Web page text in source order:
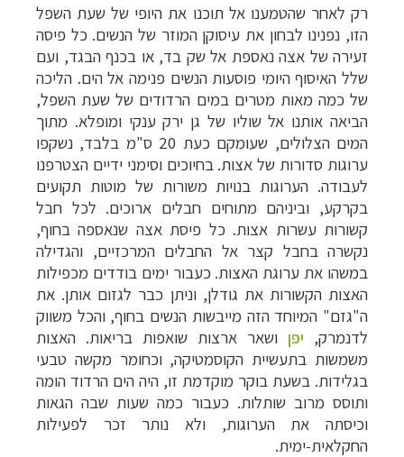
רק לאחר שהטמענו אל תוכנו את היופי של שעת השפל
הזו, נפנינו לבחון את עיסוקן המוזר של הנשים. כל פיסה
זעירה של אצה נאספת אל שק בד, או בכנף הבגד, ועם
שלל האיסוף היומי פוסעות הנשים פנימה אל הים. הליכה
של כמה מאות מטרים במים הרדודים של שעת השפל,
הביאה אותנו אל שוליו של גן ירק ענקי ומופלא. מתוך
המים הצלולים, שעומקם כעת 20 ס"מ בלבד, נשקפו
ערוגות סדורות של אצות. בחיוכים וסימני ידיים הצטרפנו
לעבודה. הערוגות בנויות משורות של מוטות תקועים
בקרקע, וביניהם מתוחים חבלים ארוכים. לכל חבל
קשורות עשרות אצות. כל פיסת אצה שנאספה בחוף,
נקשרה בחבל קצר אל החבלים המרכזיים, והגדילה
במשהו את ערוגת האצות. כעבור ימים בודדים מכפילות
האצות הקשורות את גודלן, וניתן כבר לגזום אותן. את
ה"גזם" המיוחד הזה מייבשות הנשים בחוף, והכל משווק
לדנמרק, יפן ושאר ארצות שואפות בריאות. האצות
משמשות בתעשיית הקוסמטיקה, וכחומר מקשה טבעי
בגלידות. בשעת בוקר מוקדמת זו, היה הים הרדוד הומה
ותוסס מרוב שותלות. כעבור כמה שעות שבה הגאות
וכיסתה את הערוגות, ולא נותר זכר לפעילות
החקלאית-ימית.